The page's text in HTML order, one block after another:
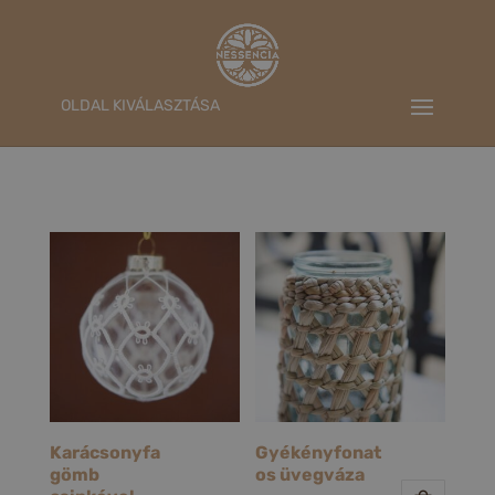
OLDAL KIVÁLASZTÁSA
Karácsonyfa
gömb
Gyékényfonat
os üvegváza